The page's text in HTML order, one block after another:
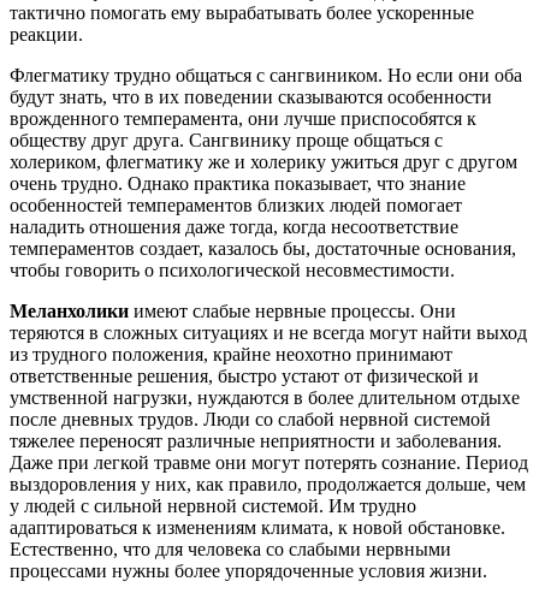
тактично помогать ему вырабатывать более ускоренные
реакции.
Флегматику трудно общаться с сангвиником. Но если они оба
будут знать, что в их поведении сказываются особенности
врожденного темперамента, они лучше приспособятся к
обществу друг друга. Сангвинику проще общаться с
холериком, флегматику же и холерику ужиться друг с другом
очень трудно. Однако практика показывает, что знание
особенностей темпераментов близких людей помогает
наладить отношения даже тогда, когда несоответствие
темпераментов создает, казалось бы, достаточные основания,
чтобы говорить о психологической несовместимости.
Меланхолики имеют слабые нервные процессы. Они
теряются в сложных ситуациях и не всегда могут найти выход
из трудного положения, крайне неохотно принимают
ответственные решения, быстро устают от физической и
умственной нагрузки, нуждаются в более длительном отдыхе
после дневных трудов. Люди со слабой нервной системой
тяжелее переносят различные неприятности и заболевания.
Даже при легкой травме они могут потерять сознание. Период
выздоровления у них, как правило, продолжается дольше, чем
у людей с сильной нервной системой. Им трудно
адаптироваться к изменениям климата, к новой обстановке.
Естественно, что для человека со слабыми нервными
процессами нужны более упорядоченные условия жизни.